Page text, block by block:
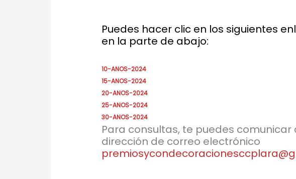
Puedes hacer clic en los siguientes
en la parte de abajo:
10-ANOS-2024
15-ANOS-2024
20-ANOS-2024
25-ANOS-2024
30-ANOS-2024
Para consultas, te puedes comunicar
dirección de correo electrónico